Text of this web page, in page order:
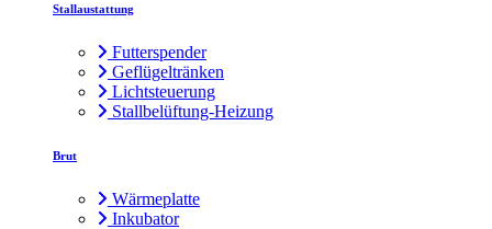
Stallaustattung
Futterspender
Geflügeltränken
Lichtsteuerung
Stallbelüftung-Heizung
Brut
Wärmeplatte
Inkubator